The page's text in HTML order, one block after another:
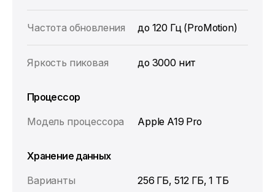
Частота обновления до 120 Гц (ProMotion)
Яркость пиковая до 3000 нит
Процессор
Модель процессора
Apple A19 Pro
Хранение данных
Варианты
256 ГБ, 512 ГБ, 1 ТБ